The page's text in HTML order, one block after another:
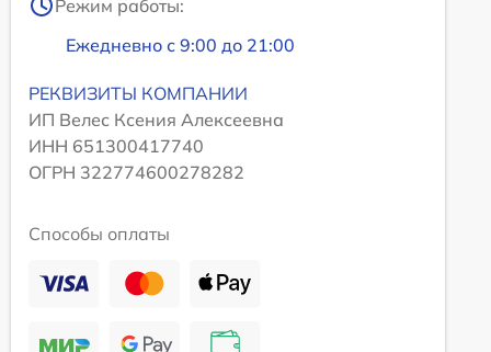
Режим работы:
Ежедневно с 9:00 до 21:00
РЕКВИЗИТЫ КОМПАНИИ
ИП Велес Ксения Алексеевна
ИНН 651300417740
ОГРН 322774600278282
Способы оплаты